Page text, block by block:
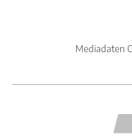
Mediadaten